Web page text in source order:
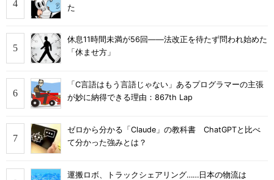
た
休息11時間未満が56回――法改正を待たず問われ始めた
「休ませ方」
「C言語はもう言語じゃない」あるプログラマーの主張
が妙に納得できる理由：867th Lap
ゼロから分かる「Claude」の教科書 ChatGPTと比べ
て分かった強みとは？
運搬ロボ、トラックシェアリング……日本の物流は